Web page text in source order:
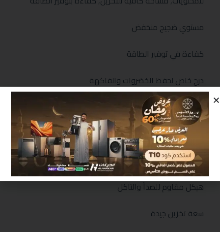
مستوي ضجيج منخفض
كفاءة في توفير الطاقة
درج خاص لحفظ الخضروات والفاكهة
الحفاظ علي نضارة الطعام
سهولة الوصول الي المحتويات
تبريد سريع وفعال
هيكل مقاوم للصدأ والتاكل
سعة تخزين جيدة